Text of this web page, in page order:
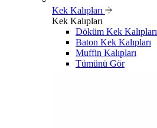
Kek Kalıpları
Kek Kalıpları
Döküm Kek Kalıpları
Baton Kek Kalıpları
Muffin Kalıpları
Tümünü Gör